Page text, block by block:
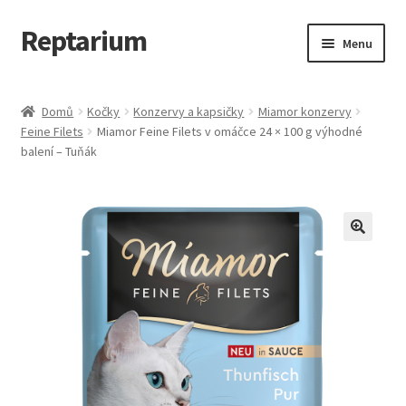
Přeskočit
na
Přejít
k
webu
Reptarium Menu
Košík
Vše pro kočky
Domů Kočky Konzervy a kapsičky
Miamor konzervy
Feine Filets
Miamor Feine Filets v omáčce 24 × 100 g výhodné
balení – Tuňák